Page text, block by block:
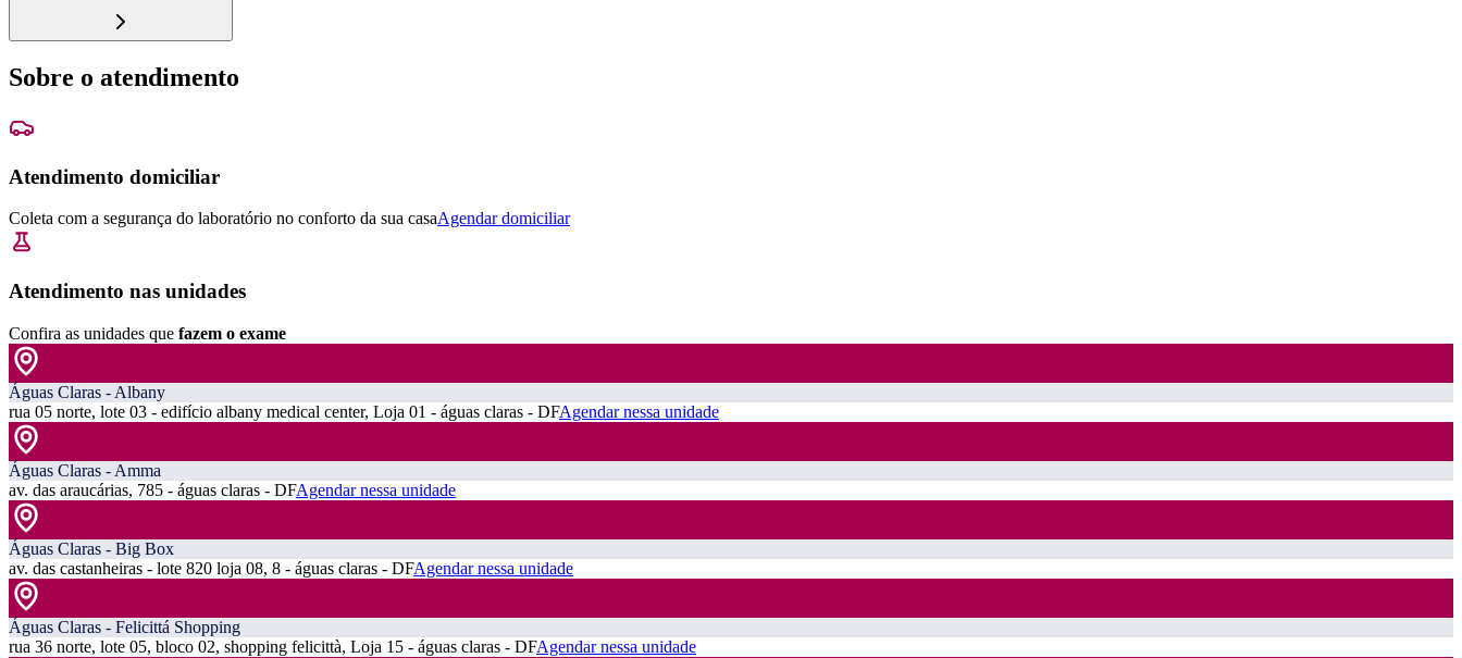
Sobre o atendimento
Atendimento domiciliar
Coleta com a segurança do laboratório no conforto da sua casaAgendar domiciliar
Atendimento nas unidades
Confira as unidades que fazem o exame
Águas Claras - Albany
rua 05 norte, lote 03 - edifício albany medical center, Loja 01 - águas claras - DFAgendar nessa unidade
Águas Claras - Amma
av. das araucárias, 785 - águas claras - DFAgendar nessa unidade
Águas Claras - Big Box
av. das castanheiras - lote 820 loja 08, 8 - águas claras - DFAgendar nessa unidade
Águas Claras - Felicittá Shopping
rua 36 norte, lote 05, bloco 02, shopping felicittà, Loja 15 - águas claras - DFAgendar nessa unidade